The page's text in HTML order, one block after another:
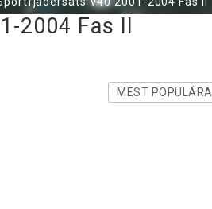
2004 Fas II
MEST POPULÄRA